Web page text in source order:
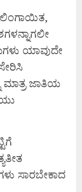
ಯಾವುದೇ
ಮಾತ್ರ ಜಾತಿಯ
ಸಾರಬೇಕಾದ